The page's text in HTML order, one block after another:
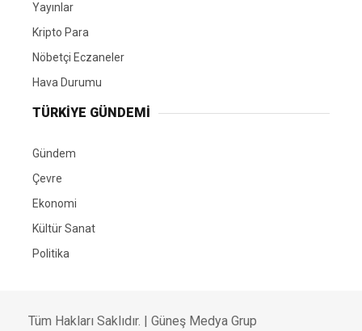
Yayınlar
Kripto Para
Nöbetçi Eczaneler
Hava Durumu
TÜRKIYE GÜNDEMI
Gündem
Çevre
Ekonomi
Kültür Sanat
Politika
Tüm Hakları Saklıdır. | Güneş Medya Grup